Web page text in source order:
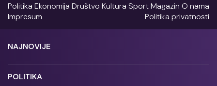
Politika Ekonomija Društvo Kultura SportMagazin O nama
Impresum
Politika privatnosti
NAJNOVIJE
POLITIKA